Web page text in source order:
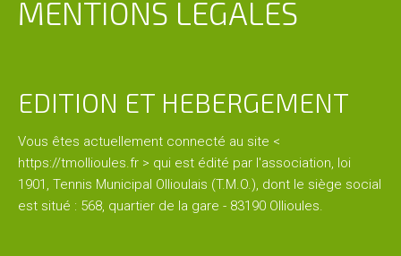
Partenaires
&
accès
CLUB
MENTIONS LEGALES
EDITION ET HEBERGEMENT
Vous êtes actuellement connecté au site <
https://tmollioules.fr > qui est édité par l'association, loi
1901, Tennis Municipal Ollioulais (T.M.O.), dont le siège social
est situé : 568, quartier de la gare - 83190 Ollioules.